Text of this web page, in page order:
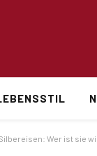
Wer ist sie